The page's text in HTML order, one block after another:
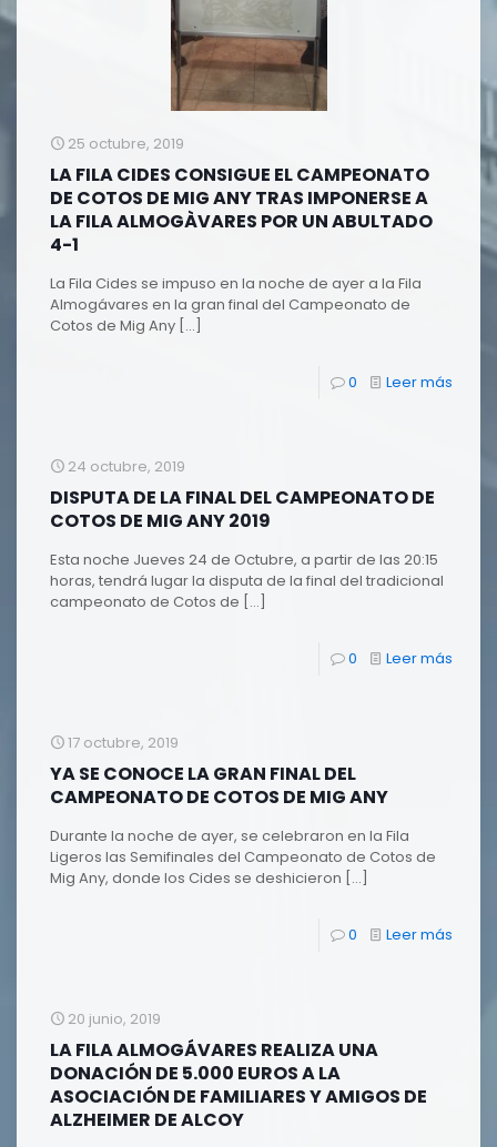
25 octubre, 2019
LA FILA CIDES CONSIGUE EL CAMPEONATO
DE COTOS DE MIG ANY TRAS IMPONERSE A
LA FILA ALMOGÀVARES POR UN ABULTADO
4-1
La Fila Cides se impuso en la noche de ayer a la Fila
Almogávares en la gran final del Campeonato de
Cotos de Mig Any […]
0 Leer más
24 octubre, 2019
DISPUTA DE LA FINAL DEL CAMPEONATO DE
COTOS DE MIG ANY 2019
Esta noche Jueves 24 de Octubre, a partir de las 20:15
horas, tendrá lugar la disputa de la final del tradicional
campeonato de Cotos de […]
0 Leer más
17 octubre, 2019
YA SE CONOCE LA GRAN FINAL DEL
CAMPEONATO DE COTOS DE MIG ANY
Durante la noche de ayer, se celebraron en la Fila
Ligeros las Semifinales del Campeonato de Cotos de
Mig Any, donde los Cides se deshicieron […]
0 Leer más
20 junio, 2019
LA FILA ALMOGÁVARES REALIZA UNA
DONACIÓN DE 5.000 EUROS A LA
ASOCIACIÓN DE FAMILIARES Y AMIGOS DE
ALZHEIMER DE ALCOY